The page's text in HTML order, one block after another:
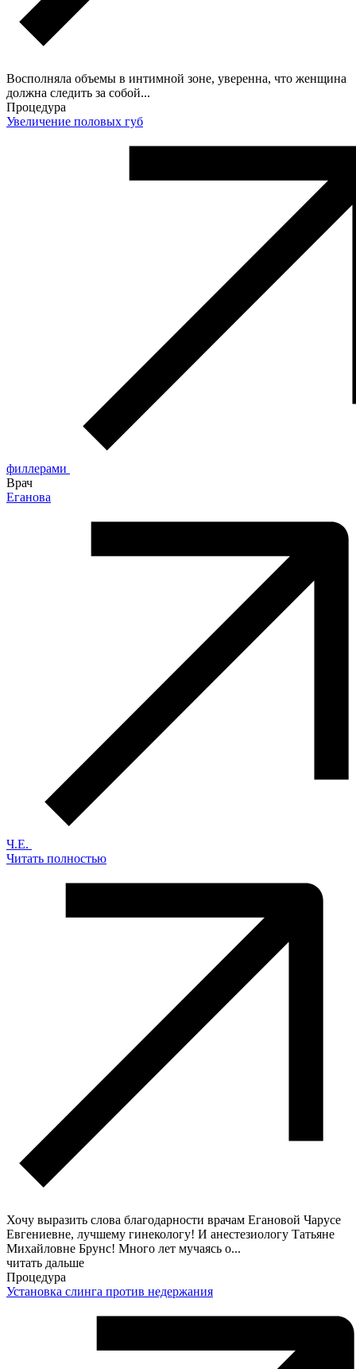
Восполняла объемы в интимной зоне, уверенна, что женщина
должна следить за собой...
Процедура
Увеличение половых губ
филлерами
Врач
Еганова
Ч.Е.
Читать полностью
Хочу выразить слова благодарности врачам Егановой Чарусе
Евгениевне, лучшему гинекологу! И анестезиологу Татьяне
Михайловне Брунс! Много лет мучаясь о...
читать дальше
Процедура
Установка слинга против недержания